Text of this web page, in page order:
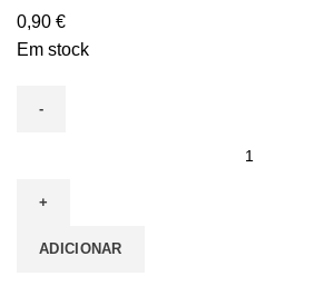
0,90 €
Em stock
ADICIONAR